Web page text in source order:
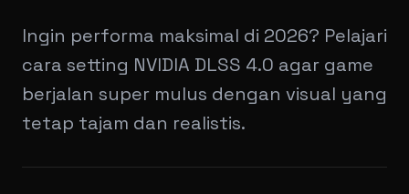
Ingin performa maksimal di 2026? Pelajari
cara setting NVIDIA DLSS 4.0 agar game
berjalan super mulus dengan visual yang
tetap tajam dan realistis.